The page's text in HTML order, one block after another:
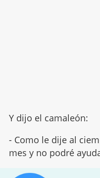
Y dijo el camaleón:
- Como le dije al
mes y no podré